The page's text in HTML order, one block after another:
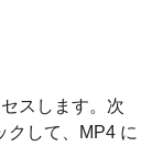
スします。次
クして、MP4 に